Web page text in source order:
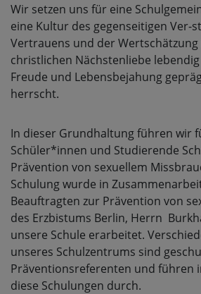
Wir setzen uns für eine
eine Kultur des gegen­seitigen Ver-
Vertrauens und der
christlichen Näch­stenliebe
Freude und Lebensbejahung
herrscht.
In dieser Grundhaltung führen wir
Schüler*innen und Studierende
Prävention von sexuellem
Schulung wurde in
Beauftragten zur Prävention von
des Erzbistums Berlin, Herrn
unsere Schule erarbeitet.
unseres Schulzentrums sind
Präventionsreferenten und führen
diese Schulungen durch.